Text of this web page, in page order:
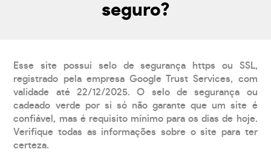
seguro?
Esse site possui selo de segurança https ou SSL,
registrado pela empresa Google Trust Services, com
validade até 22/12/2025. O selo de segurança ou
cadeado verde por si só não garante que um site é
confiável, mas é requisito mínimo para os dias de hoje.
Verifique todas as informações sobre o site para ter
certeza.